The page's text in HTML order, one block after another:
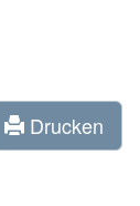
Drucken